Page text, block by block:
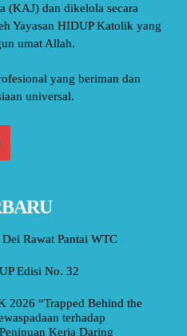
(KAJ) dan dikelola secara
Yayasan HIDUP Katolik yang
umat Allah.
yang beriman dan
universal.
Rawat Pantai WTC
Edisi No. 32
“Trapped Behind the
terhadap
Kerja Daring